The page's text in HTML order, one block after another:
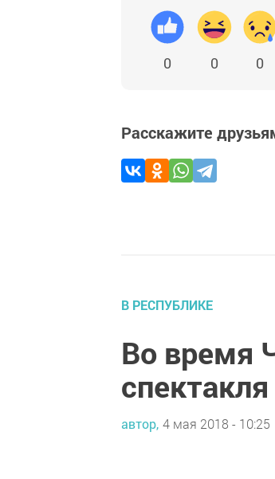
0 0 0
Расскажите
В РЕСПУБЛИКЕ
Во время
спектакля
автор, 4 мая 2018 - 10:25